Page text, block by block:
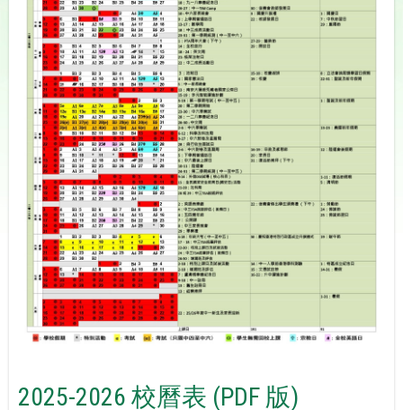
2025-2026 校曆表 (PDF 版)